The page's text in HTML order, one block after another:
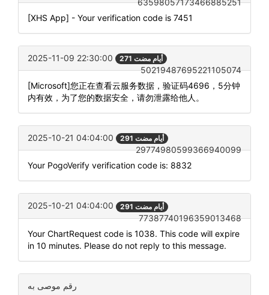
63598057173466885251
[XHS App] - Your verification code is 7451
2025-11-09 22:30:00 271 أيام مضت
50219487695221105074
[Microsoft]您正在查看云服务数据，验证码4696，5分钟
内有效，为了您的数据安全，请勿泄露给他人。
2025-10-21 04:04:00 291 أيام مضت
29774980599366940099
Your PogoVerify verification code is: 8832
2025-10-21 04:04:00 291 أيام مضت
77387740196359013468
Your ChartRequest code is 1038. This code will expire
in 10 minutes. Please do not reply to this message.
رقم موصى به